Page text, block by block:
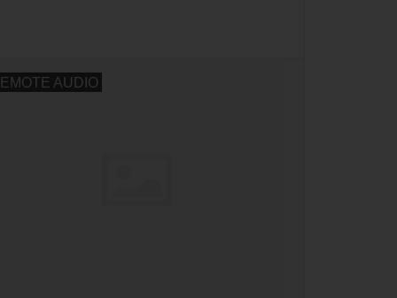
AUDIO